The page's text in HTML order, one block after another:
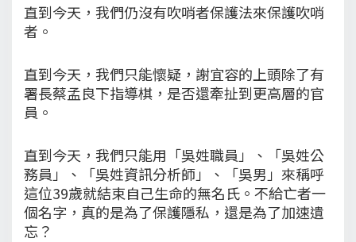
直到今天，我們仍沒有吹哨者保護法來保護吹哨
者。
直到今天，我們只能懷疑，謝宜容的上頭除了有
署長蔡孟良下指導棋，是否還牽扯到更高層的官
員。
直到今天，我們只能用「吳姓職員」、「吳姓公
務員」、「吳姓資訊分析師」、「吳男」來稱呼
這位39歲就結束自己生命的無名氏。不給亡者一
個名字，真的是為了保護隱私，還是為了加速遺
忘？